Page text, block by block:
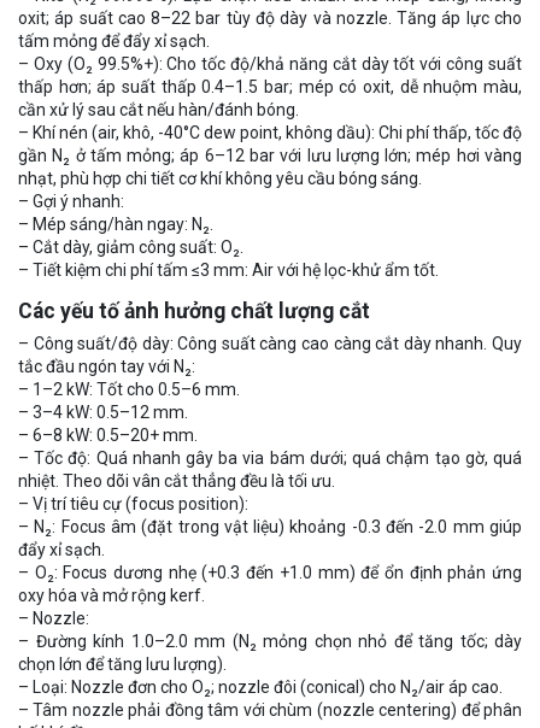
oxit; áp suất cao 8–22 bar tùy độ dày và nozzle. Tăng áp lực cho
tấm mỏng để đẩy xỉ sạch.
– Oxy (O₂ 99.5%+): Cho tốc độ/khả năng cắt dày tốt với công suất
thấp hơn; áp suất thấp 0.4–1.5 bar; mép có oxit, dễ nhuộm màu,
cần xử lý sau cắt nếu hàn/đánh bóng.
– Khí nén (air, khô, -40°C dew point, không dầu): Chi phí thấp, tốc độ
gần N₂ ở tấm mỏng; áp 6–12 bar với lưu lượng lớn; mép hơi vàng
nhạt, phù hợp chi tiết cơ khí không yêu cầu bóng sáng.
– Gợi ý nhanh:
– Mép sáng/hàn ngay: N₂.
– Cắt dày, giảm công suất: O₂.
– Tiết kiệm chi phí tấm ≤3 mm: Air với hệ lọc-khử ẩm tốt.
Các yếu tố ảnh hưởng chất lượng cắt
– Công suất/độ dày: Công suất càng cao càng cắt dày nhanh. Quy
tắc đầu ngón tay với N₂:
– 1–2 kW: Tốt cho 0.5–6 mm.
– 3–4 kW: 0.5–12 mm.
– 6–8 kW: 0.5–20+ mm.
– Tốc độ: Quá nhanh gây ba via bám dưới; quá chậm tạo gờ, quá
nhiệt. Theo dõi vân cắt thẳng đều là tối ưu.
– Vị trí tiêu cự (focus position):
– N₂: Focus âm (đặt trong vật liệu) khoảng -0.3 đến -2.0 mm giúp
đẩy xỉ sạch.
– O₂: Focus dương nhẹ (+0.3 đến +1.0 mm) để ổn định phản ứng
oxy hóa và mở rộng kerf.
– Nozzle:
– Đường kính 1.0–2.0 mm (N₂ mỏng chọn nhỏ để tăng tốc; dày
chọn lớn để tăng lưu lượng).
– Loại: Nozzle đơn cho O₂; nozzle đôi (conical) cho N₂/air áp cao.
– Tâm nozzle phải đồng tâm với chùm (nozzle centering) để phân